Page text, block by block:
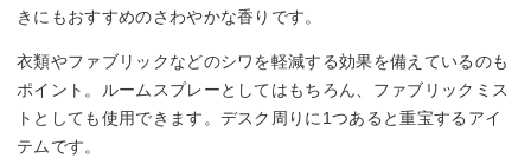
きにもおすすめのさわやかな香りです。
衣類やファブリックなどのシワを軽減する効果を備えているのも
ポイント。ルームスプレーとしてはもちろん、ファブリックミス
トとしても使用できます。デスク周りに1つあると重宝するアイ
テムです。